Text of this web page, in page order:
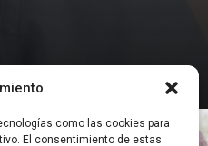
como las cookies para
El consentimiento de estas
Tecnologías Digitales